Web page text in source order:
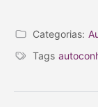
Categorias:
Tags